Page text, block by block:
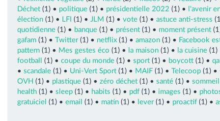
Déchet (1) • politique (1) • présidentielle 2022 (1) •
l'avenir
élection (1) • LFI (1) • JLM (1) • vote (1) • astuce anti-stress
quotidienne (1) • banque (1) • présent (1) • moment présent
gafam (1) • Twitter(1) • netflix (1) • amazon (1) • Facebook
pattern (1) • Mes gestes éco (1) • la maison (1) • la cuisine
football
(1) • coupe du monde (1) • sport (1) • boycott (1) •
• scandale (1) • Uni-Vert Sport (1) • MAIF (1) • Telecoop (1) •
OVH (1) • plastique (1) • zéro déchet (1) • santé (1) • sommeil
health (1) • sleep (1) • habits (1) • pdf (1) • images (1) •
gratuiciel (1) • email (1) • matin (1) • lever(1) • proactif (1) •